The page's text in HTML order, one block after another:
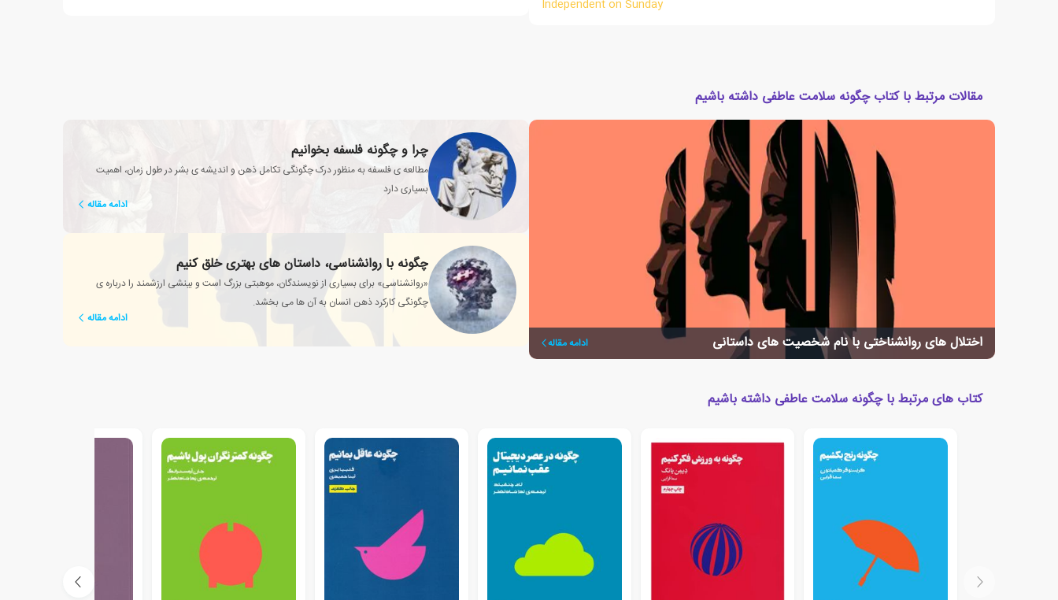
Independent on Sunday
مقالات مرتبط با کتاب چگونه سلامت عاطفی داشته باشیم
اختلال های روانشناختی با نام شخصیت های داستانی ادامه مقاله
چرا و چگونه فلسفه بخوانیم
مطالعه ی فلسفه به منظور درک چگونگی تکامل ذهن و اندیشه ی بشر در طول زمان، اهمیت
بسیاری دارد
ادامه مقاله
چگونه با روانشناسی، داستان های بهتری خلق کنیم
«روانشناسی» برای بسیاری از نویسندگان، موهبتی بزرگ است و بینشی ارزشمند را درباره ی
چگونگی کارکرد ذهن انسان به آن ها می بخشد.
ادامه مقاله
کتاب های مرتبط با چگونه سلامت عاطفی داشته باشیم